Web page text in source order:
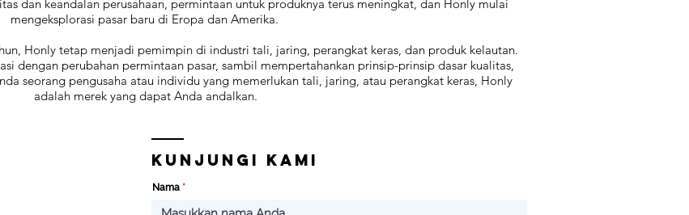
dan keandalan perusahaan, permintaan untuk produknya terus meningkat, dan Honly mulai
mengeksplorasi pasar baru di Eropa dan Amerika.
Honly tetap menjadi pemimpin di industri tali, jaring, perangkat keras, dan produk kelautan.
dengan perubahan permintaan pasar, sambil mempertahankan prinsip-prinsip dasar kualitas,
seorang pengusaha atau individu yang memerlukan tali, jaring, atau perangkat keras, Honly
adalah merek yang dapat Anda andalkan.
Nama
Kunjungi kami